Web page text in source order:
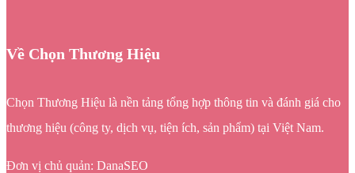
Về Chọn Thương Hiệu
Chọn Thương Hiệu là nền tảng tổng hợp thông tin và đánh giá cho
thương hiệu (công ty, dịch vụ, tiện ích, sản phẩm) tại Việt Nam.
Đơn vị chủ quản: DanaSEO